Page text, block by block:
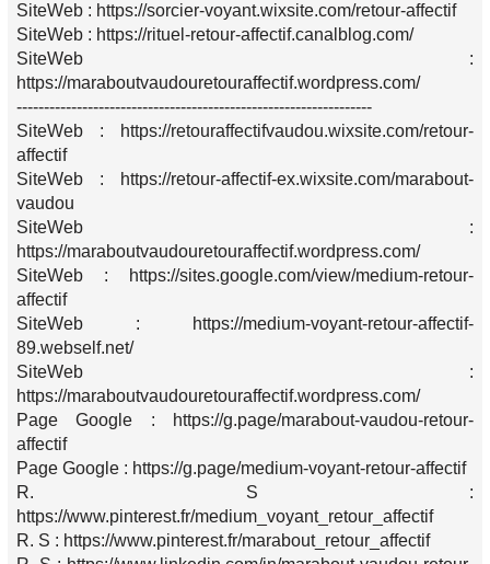
SiteWeb : https://sorcier-voyant.wixsite.com/retour-affectif
SiteWeb : https://rituel-retour-affectif.canalblog.com/
SiteWeb :
https://maraboutvaudouretouraffectif.wordpress.com/
-----------------------------------------------------------------
SiteWeb : https://retouraffectifvaudou.wixsite.com/retour-
affectif
SiteWeb : https://retour-affectif-ex.wixsite.com/marabout-
vaudou
SiteWeb :
https://maraboutvaudouretouraffectif.wordpress.com/
SiteWeb : https://sites.google.com/view/medium-retour-
affectif
SiteWeb : https://medium-voyant-retour-affectif-
89.webself.net/
SiteWeb :
https://maraboutvaudouretouraffectif.wordpress.com/
Page Google : https://g.page/marabout-vaudou-retour-
affectif
Page Google : https://g.page/medium-voyant-retour-affectif
R. S :
https://www.pinterest.fr/medium_voyant_retour_affectif
R. S : https://www.pinterest.fr/marabout_retour_affectif